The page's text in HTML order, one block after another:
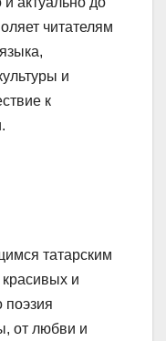
читателям
и
к
татарским
и
поэзия
от любви и